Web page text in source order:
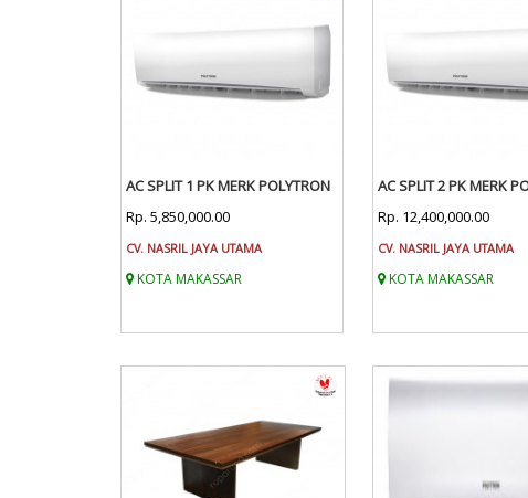
AC SPLIT 1 PK MERK POLYTRON
Rp. 5,850,000.00
CV. NASRIL JAYA UTAMA
KOTA MAKASSAR
AC SPLIT 2 PK MERK
Rp. 12,400,000.00
CV. NASRIL JAYA UTAMA
KOTA MAKASSAR